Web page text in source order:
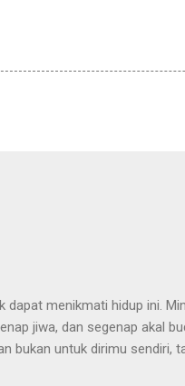
dapat menikmati hidup ini.
jiwa, dan segenap akal
bukan untuk dirimu sendiri,